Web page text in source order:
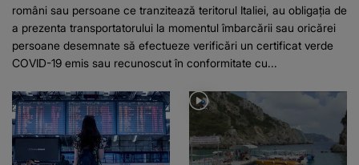
români sau persoane ce tranzitează teritorul Italiei, au obligația de
a prezenta transportatorului la momentul îmbarcării sau oricărei
persoane desemnate să efectueze verificări un certificat verde
COVID-19 emis sau recunoscut în conformitate cu...